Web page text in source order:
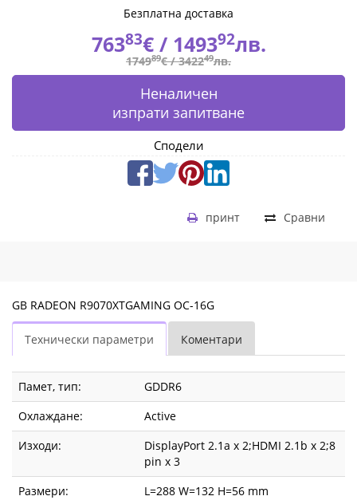
Безплатна доставка
76383€ / 149392лв.
174989€ /342249лв.
Неналичен
изпрати запитване
Сподели
Сравни
принт
GB RADEON R9070XTGAMING OC-16G
Технически параметри Коментари
Памет, тип:
GDDR6
Охлаждане:
Active
Изходи:
DisplayPort 2.1a x 2;HDMI 2.1b x 2;8
pin x 3
Размери:
L=288 W=132 H=56 mm